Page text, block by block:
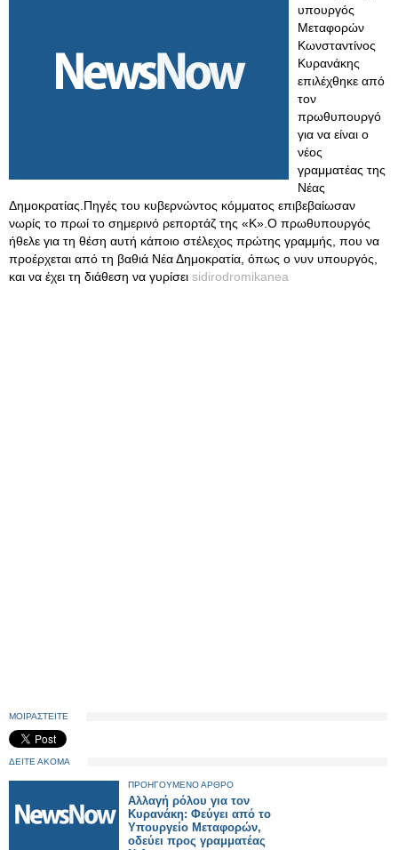
υπουργός
Μεταφορών
Κωνσταντίνος
Κυρανάκης
επιλέχθηκε από
τον
πρωθυπουργό
για να είναι ο
νέος
γραμματέας της
Νέας
Δημοκρατίας.Πηγές του κυβερνώντος κόμματος επιβεβαίωσαν
νωρίς το πρωί το σημερινό ρεπορτάζ της «Κ».Ο πρωθυπουργός
ήθελε για τη θέση αυτή κάποιο στέλεχος πρώτης γραμμής, που να
προέρχεται από τη βαθιά Νέα Δημοκρατία, όπως ο νυν υπουργός,
και να έχει τη διάθεση να γυρίσει sidirodromikanea
ΜΟΙΡΑΣΤΕΙΤΕ
ΔΕΙΤΕ ΑΚΟΜΑ
ΠΡΟΗΓΟΥΜΕΝΟ ΑΡΘΡΟ
Αλλαγή ρόλου για τον
Κυρανάκη: Φεύγει από το
Υπουργείο Μεταφορών,
οδεύει προς γραμματέας